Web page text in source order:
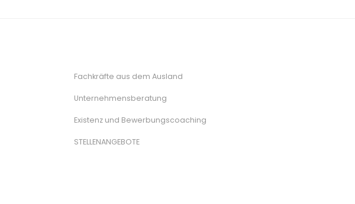
Fachkräfte aus dem Ausland
Unternehmensberatung
Existenz und Bewerbungscoaching
STELLENANGEBOTE